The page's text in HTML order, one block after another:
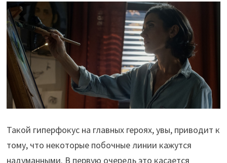
Такой гиперфокус на главных героях, увы, приводит к
тому, что некоторые побочные линии кажутся
надуманными. В первую очередь это касается